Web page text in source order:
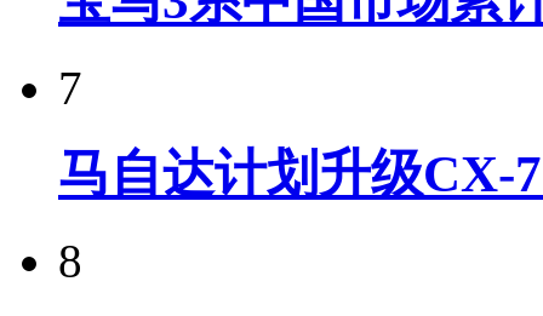
7
马自达计划升级CX-
8